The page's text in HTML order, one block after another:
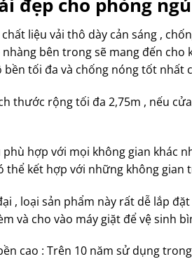
đẹp cho phòng ngủ
chất liệu vải thô dày cản sáng ,
bên trong sẽ mang đến
bền tối đa và chống nóng tốt nhất
thước rộng tối đa 2,75m , nếu
phù hợp với mọi không gian khác
thể kết hợp với những không
, loại sản phẩm này rất dễ lắp
và cho vào máy giặt để vệ sinh
cao : Trên 10 năm sử dụng